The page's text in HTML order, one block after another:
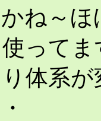
ね～
って
体系